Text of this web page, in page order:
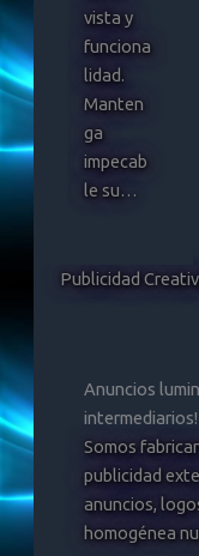
vista y
funciona
lidad.
Manten
ga
impecab
le su…
Publicidad
Anuncios
intermediarios!
Somos
publicidad
anuncios,
homogénea